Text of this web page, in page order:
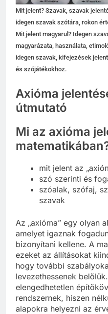
Mit jelent? Szavak, szavak
idegen szavak szótára, rokon
Mit jelent magyarul? Idegen
magyarázata, használata,
idegen szavak, kifejezések
és szójátékokhoz.
Axióma
útmutató
Mi az axióma
mit jelent az
szó szerinti és
szóalak, szófaj,
szavak
Az „axióma” egy olyan
amelyet igaznak
bizonyítani kellene. A
ezeket az állításokat
hogy további
levezethessenek
elengedhetetlen
rendszernek, hiszen
alapokra helyezni az